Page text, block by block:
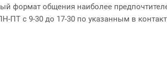
формат общения наиболее
с 9-30 до 17-30 по указанным в